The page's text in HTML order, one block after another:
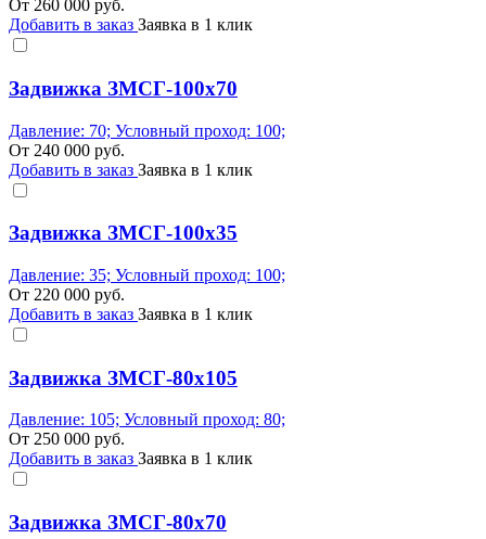
От 260 000 руб.
Добавить в заказ Заявка в 1 клик
Задвижка ЗМСГ-100х70
Давление: 70; Условный проход: 100;
От 240 000 руб.
Добавить в заказ Заявка в 1 клик
Задвижка ЗМСГ-100х35
Давление: 35; Условный проход: 100;
От 220 000 руб.
Добавить в заказ Заявка в 1 клик
Задвижка ЗМСГ-80х105
Давление: 105; Условный проход: 80;
От 250 000 руб.
Добавить в заказ Заявка в 1 клик
Задвижка ЗМСГ-80х70